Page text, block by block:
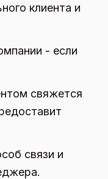
клиента и
- если
свяжется
связи и